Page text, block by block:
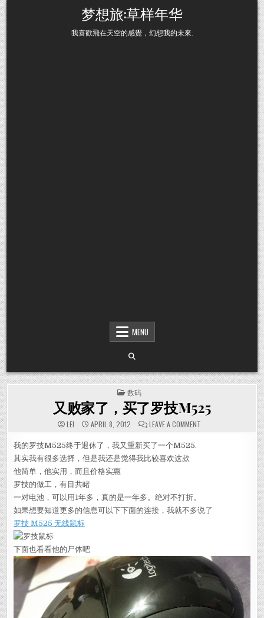
Skip to content 梦想旅:草样年华
我喜歡飛在天空的感覺，幻想我的未來.
MENU
POSTED IN
数码
又败家了，买了罗技M525
LEI APRIL 8, 2012 LEAVE A COMMENTON 又败家了，买了
我的罗技M525终于退休了，我又重新买了一个M525.
其实我有很多选择，但是我还是觉得我比较喜欢这款
他简单，他实用，而且价格实惠
罗技的做工，有目共睹
一对电池，可以用1年多，真的是一年多。绝对不打折。
如果想要知道更多的信息可以下下面的连接，我就不多说了
罗技 M525 无线鼠标
下面也看看他的尸体吧